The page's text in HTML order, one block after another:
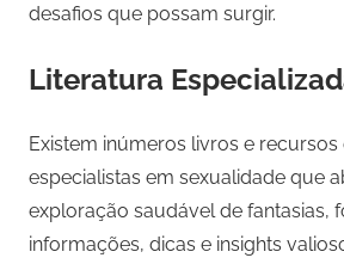
desafios que possam surgir.
Literatura
Existem inúmeros livros e
especialistas em sexualidade que
exploração saudável de fantasias,
informações, dicas e insights